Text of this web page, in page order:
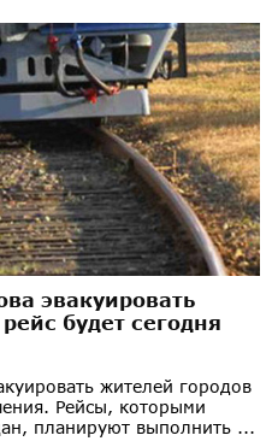
эвакуировать
будет сегодня
жителей городов
Рейсы, которыми
планируют выполнить ...